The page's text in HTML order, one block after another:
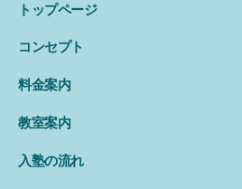
トップページ
コンセプト
料金案内
教室案内
入塾の流れ